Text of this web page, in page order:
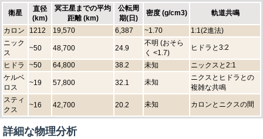
衛星
直径
(km)
冥王星までの平均
距離 (km)
公転周
期(日)
密度 (g/cm3) 軌道共鳴
カロン 1212 19,570 6,387 ~1.70
1:1(2進法)
ニック
ス
~50 48,700 24.9
不明 (おそら
く <1.7)
ヒドラと3:2
ヒドラ ~50 64,800 38.2 未知
ニックスと2:1
ケルベ
ロス
~19 57,800 32.1 未知
ニクスとヒドラとの
複雑な共鳴
スティ
クス
~16 42,700 20.2 未知 カロンとニクスの間
詳細な物理分析